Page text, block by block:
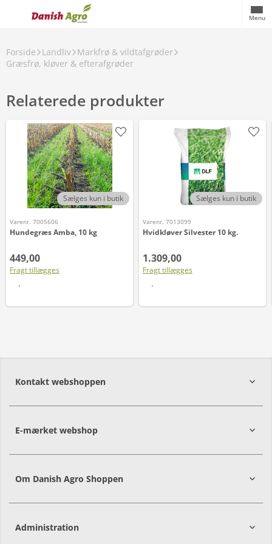
Menu
Forside Landliv Markfrø & vildtafgrøder
Græsfrø, kløver & efterafgrøder
Relaterede produkter
Sælges kun i butik
Varenr. 7005606
Hundegræs Amba, 10 kg
449,00
Fragt tillægges
Sælges kun i butik
Varenr. 7013099
Hvidkløver Silvester 10 kg.
1.309,00
Fragt tillægges
Kontakt webshoppen
E-mærket webshop
Om Danish Agro Shoppen
Administration